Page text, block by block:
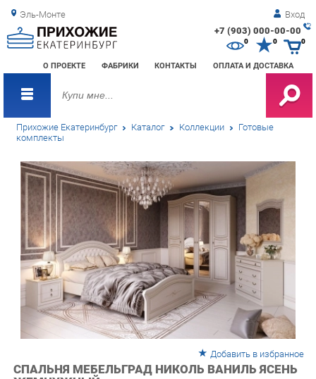
Эль-Монте Вход
+7 (903) 000-00-00
О ПРОЕКТЕ ФАБРИКИ КОНТАКТЫ ОПЛАТА И ДОСТАВКА
0 0
Прихожие Екатеринбург Каталог Коллекции Готовые
комплекты
Добавить в избранное
СПАЛЬНЯ МЕБЕЛЬГРАД НИКОЛЬ ВАНИЛЬ ЯСЕНЬ
ЖЕМЧУЖНЫЙ